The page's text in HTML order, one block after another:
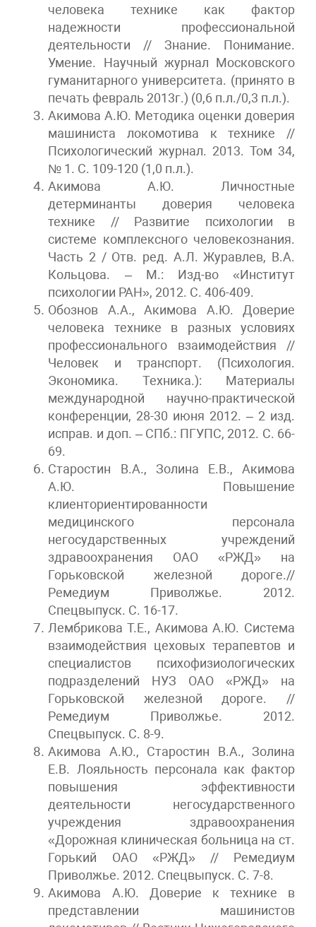
человека технике как фактор
надежности профессиональной
деятельности // Знание. Понимание.
Умение. Научный журнал Московского
гуманитарного университета. (принято в
печать февраль 2013г.) (0,6 п.л./0,3 п.л.).
Акимова А.Ю. Методика оценки доверия
машиниста локомотива к технике //
Психологический журнал. 2013. Том 34,
№ 1. С. 109-120 (1,0 п.л.).
Акимова А.Ю. Личностные
детерминанты доверия человека
технике // Развитие психологии в
системе комплексного человекознания.
Часть 2 / Отв. ред. А.Л. Журавлев, В.А.
Кольцова. – М.: Изд-во «Институт
психологии РАН», 2012. С. 406-409.
Обознов А.А., Акимова А.Ю. Доверие
человека технике в разных условиях
профессионального взаимодействия //
Человек и транспорт. (Психология.
Экономика. Техника.): Материалы
международной научно-практической
конференции, 28-30 июня 2012. – 2 изд.
исправ. и доп. – СПб.: ПГУПС, 2012. С. 66-
69.
Старостин В.А., Золина Е.В., Акимова
А.Ю. Повышение
клиенториентированности
медицинского персонала
негосударственных учреждений
здравоохранения ОАО «РЖД» на
Горьковской железной дороге.//
Ремедиум Приволжье. 2012.
Спецвыпуск. С. 16-17.
Лембрикова Т.Е., Акимова А.Ю. Система
взаимодействия цеховых терапевтов и
специалистов психофизиологических
подразделений НУЗ ОАО «РЖД» на
Горьковской железной дороге. //
Ремедиум Приволжье. 2012.
Спецвыпуск. С. 8-9.
Акимова А.Ю., Старостин В.А., Золина
Е.В. Лояльность персонала как фактор
повышения эффективности
деятельности негосударственного
учреждения здравоохранения
«Дорожная клиническая больница на ст.
Горький ОАО «РЖД» // Ремедиум
Приволжье. 2012. Спецвыпуск. С. 7-8.
Акимова А.Ю. Доверие к технике в
представлении машинистов